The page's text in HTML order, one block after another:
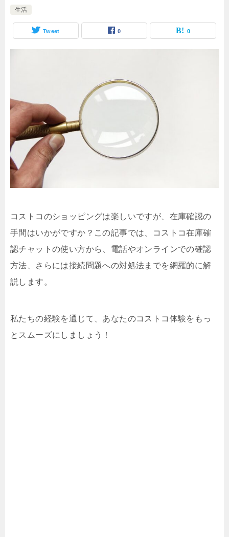
生活
Tweet 0 0
コストコのショッピングは楽しいですが、在庫確認の
手間はいかがですか？この記事では、コストコ在庫確
認チャットの使い方から、電話やオンラインでの確認
方法、さらには接続問題への対処法までを網羅的に解
説します。
私たちの経験を通じて、あなたのコストコ体験をもっ
とスムーズにしましょう！